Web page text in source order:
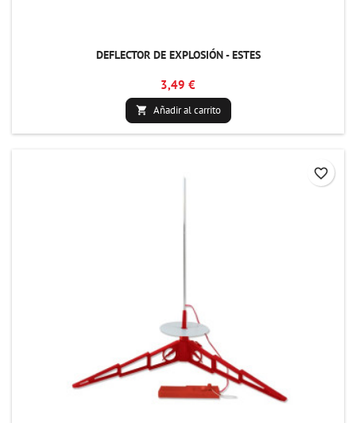
DEFLECTOR DE EXPLOSIÓN - ESTES
3,49 €
 Añadir al carrito
favorite_border